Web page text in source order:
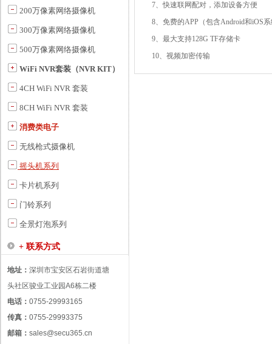
200万像素网络摄像机
300万像素网络摄像机
500万像素网络摄像机
WiFi NVR套装（NVR KIT）
4CH WiFi NVR 套装
8CH WiFi NVR 套装
消费类电子
无线枪式摄像机
摇头机系列
卡片机系列
门铃系列
全景灯泡系列
+ 联系方式
地址： 深圳市宝安区石岩街道塘
头社区骏业工业园A6栋二楼
电话： 0755-29993165
传真： 0755-29993375
邮箱： sales@secu365.cn
7、快速联网配对，添加设备方便
8、免费的APP（包含Android和iOS
9、最大支持128G TF存储卡
10、视频加密传输